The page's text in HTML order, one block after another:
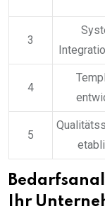
3
4
5
Ihr